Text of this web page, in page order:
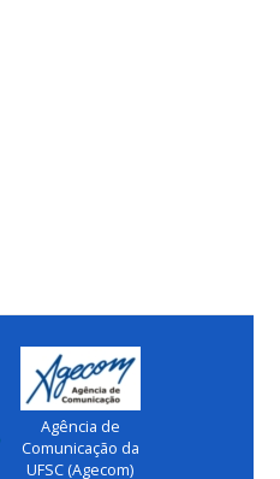
Agência de
Comunicação da
UFSC (Agecom)